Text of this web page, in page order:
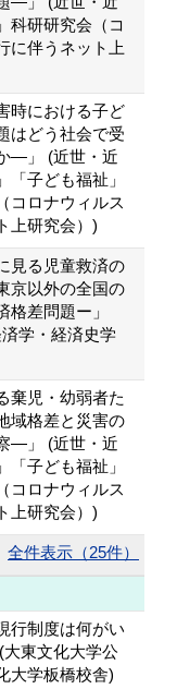
科研研究会（コ
に伴うネット上
時における子ど
はどう社会で受
―」 (近世・近
「子ども福祉」
コロナウィルス
上研究会）)
見る児童救済の
京以外の全国の
格差問題ー」
学・経済史学
棄児・幼弱者た
域格差と災害の
―」 (近世・近
「子ども福祉」
コロナウィルス
上研究会）)
全件表示（25件）
行制度は何がい
東文化大学公
大学板橋校舎)